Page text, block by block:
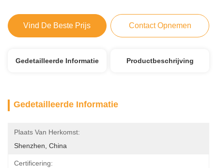
Vind De Beste Prijs Contact Opnemen
Gedetailleerde Informatie Productbeschrijving
Gedetailleerde Informatie
Plaats Van Herkomst:
Shenzhen, China
Certificering: